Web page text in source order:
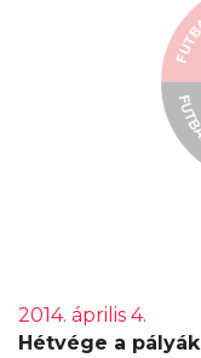
2014. április 4.
Hétvége a